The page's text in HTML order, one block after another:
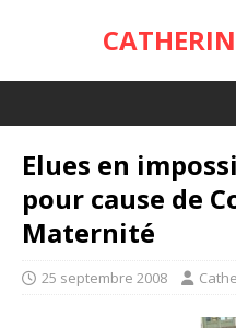
Elues en
pour cause de
Maternité
25 septembre 2008